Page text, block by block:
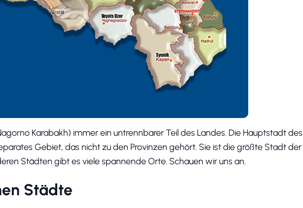
Karabakh) immer ein untrennbarer Teil des Landes. Die Hauptstadt des
Gebiet, das nicht zu den Provinzen gehört. Sie ist die größte Stadt der
Städten gibt es viele spannende Orte. Schauen wir uns an.
Städte